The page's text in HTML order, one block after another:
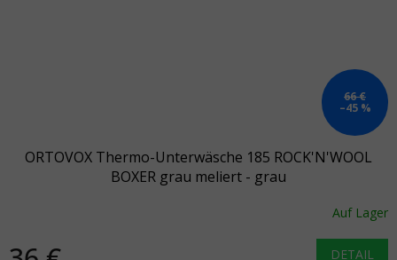
66 €
–45 %
ORTOVOX Thermo-Unterwäsche 185 ROCK'N'WOOL
BOXER grau meliert - grau
Auf Lager
DETAIL